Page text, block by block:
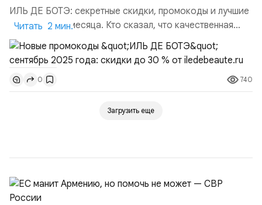
ИЛЬ ДЕ БОТЭ: секретные скидки, промокоды и лучшие
предложения месяца. Кто сказал, что качественная
косметика и люксовая парфюмерия должны стоить
целое состояние? ИЛЬ ДЕ БОТЭ снова доказывает,
что красота может быть доступной, если знать
правильные промокоды и акции. Сегодня я собрал для
вас настоящую энциклопедию выгодных предложений
— от больших скидок...
Читать 2 мин.
0 740
Загрузить еще